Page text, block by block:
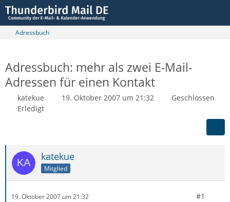
Adressbuch
Adressbuch: mehr als zwei E-Mail-
Adressen für einen Kontakt
katekue 19. Oktober 2007 um 21:32
Geschlossen
Erledigt
katekue
Mitglied
19. Oktober 2007 um 21:32 #1